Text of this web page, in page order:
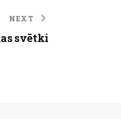
NEXT
svētki